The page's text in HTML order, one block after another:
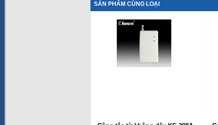
SẢN PHẨM CÙNG LOẠI